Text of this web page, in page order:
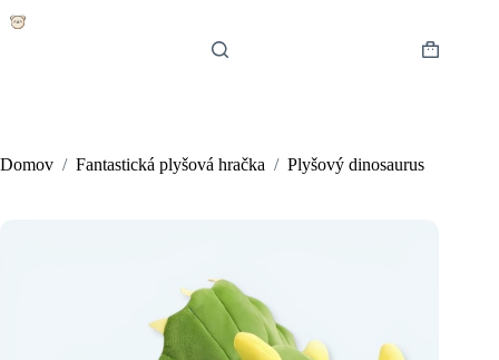
to
Shopping
Domov / Fantastická plyšová hračka / Plyšový dinosaurus